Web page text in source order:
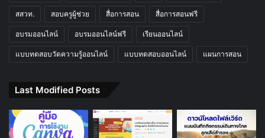
สสวท. สอบครูผู้ช่วย สื่อการสอน สื่อการสอนฟรี
อบรมออนไลน์ อบรมออนไลน์ฟรี เรียนออนไลน์
แบบทดสอบวัดความรู้ออนไลน์ แบบทดสอบออนไลน์ แผนการสอน
Last Modified Posts